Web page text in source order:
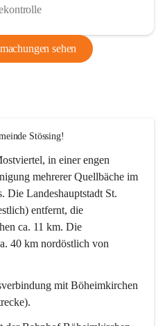
sehen
Stössing!
in einer engen
mehrerer Quellbäche im
Die Landeshauptstadt St.
entfernt, die
ca. 11 km. Die
40 km nordöstlich von
mit Böheimkirchen